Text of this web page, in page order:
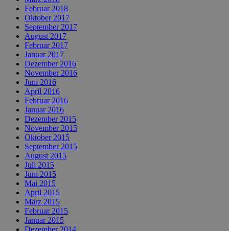
Februar 2018
Oktober 2017
September 2017
August 2017
Februar 2017
Januar 2017
Dezember 2016
November 2016
Juni 2016
April 2016
Februar 2016
Januar 2016
Dezember 2015
November 2015
Oktober 2015
September 2015
August 2015
Juli 2015
Juni 2015
Mai 2015
April 2015
März 2015
Februar 2015
Januar 2015
Dezember 2014